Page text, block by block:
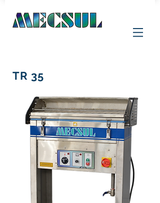
TR 35